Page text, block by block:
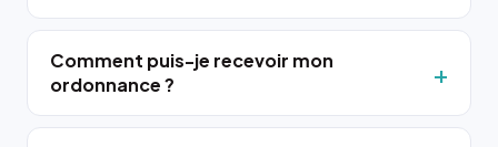
Comment puis-je recevoir mon
ordonnance ?